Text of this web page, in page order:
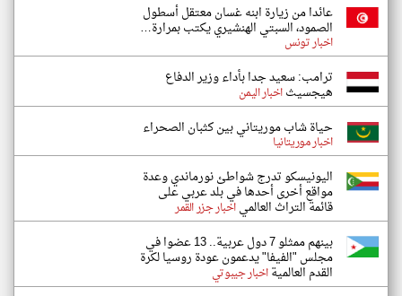
عائدا من زيارة ابنه غسان معتقل أسطول
الصمود، السبتي الهنشيري يكتب بمرارة…
اخبار تونس
ترامب: سعيد جدا بأداء وزير الدفاع
هيجسيثاخبار اليمن
حياة شاب موريتاني بين كثبان الصحراء
اخبار موريتانيا
اليونيسكو تدرج شواطئ نورماندي وعدة
مواقع أخرى أحدها في بلد عربي على
قائمة التراث العالمياخبار جزر القمر
بينهم ممثلو 7 دول عربية.. 13 عضوا في
مجلس "الفيفا" يدعمون عودة روسيا لكرة
القدم العالميةاخبار جيبوتي